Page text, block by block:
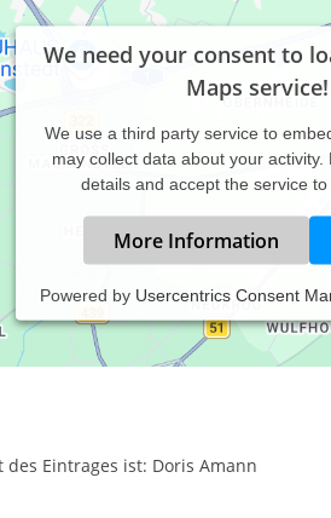
We need your consent to
Maps service!
We use a third party service to
may collect data about your activity.
details and accept the service to
More Information
Powered by Usercentrics Consent
Eintrages ist: Doris Amann